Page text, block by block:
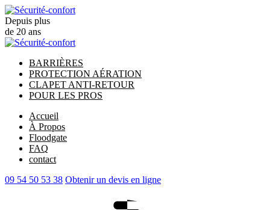
Depuis plus
de 20 ans
BARRIÈRES
PROTECTION AÉRATION
CLAPET ANTI-RETOUR
POUR LES PROS
Accueil
À Propos
Floodgate
FAQ
contact
09 54 50 53 38 Obtenir un devis en ligne